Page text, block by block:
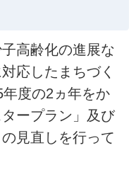
高齢化の進展な
応したまちづく
度の2ヵ年をか
ープラン」及び
見直しを行って